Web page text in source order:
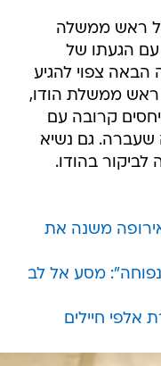
ראש ממשלה
בהודו היה בשנת 2003, עם הגעתו של
הבאה צפוי להגיע
ראש ממשלת הודו,
קרובה עם
שעברה. גם נשיא
לביקור בהודו.
משנה את
נפוחה": מסע אל לב
חיילים